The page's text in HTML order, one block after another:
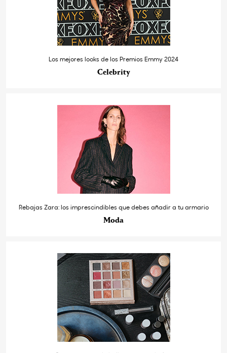
Los mejores looks de los Premios Emmy 2024
Celebrity
Rebajas Zara: los imprescindibles que debes añadir a tu armario
Moda